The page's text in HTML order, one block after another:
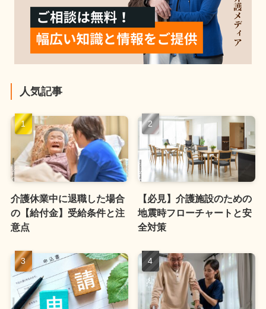
人気記事
介護休業中に退職した場合
の【給付金】受給条件と注
意点
【必見】介護施設のための
地震時フローチャートと安
全対策